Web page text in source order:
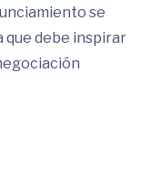
se
que debe inspirar